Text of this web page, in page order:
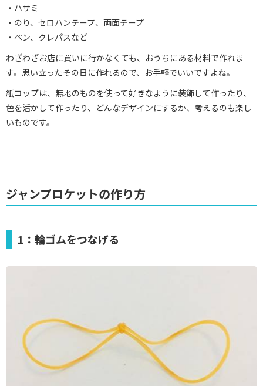
・ハサミ
・のり、セロハンテープ、両面テープ
・ペン、クレパスなど
わざわざお店に買いに行かなくても、おうちにある材料で作れま
す。思い立ったその日に作れるので、お手軽でいいですよね。
紙コップは、無地のものを使って好きなように装飾して作ったり、
色を活かして作ったり、どんなデザインにするか、考えるのも楽し
いものです。
ジャンプロケットの作り方
1：輪ゴムをつなげる